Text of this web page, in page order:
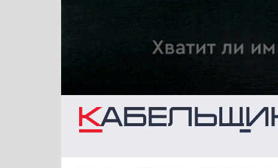
Перейти к основному содержанию